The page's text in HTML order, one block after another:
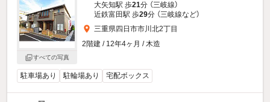
すべての写真
大矢知駅 歩21分 （三岐線）
近鉄富田駅 歩29分 （三岐線など）
三重県四日市市川北2丁目
2階建 / 12年4ヶ月 / 木造
駐車場あり 駐輪場あり 宅配ボックス